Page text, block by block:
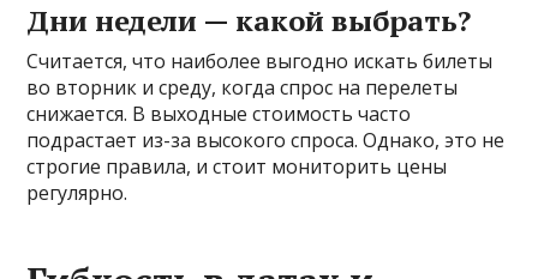
Дни недели — какой выбрать?
Считается, что наиболее выгодно искать билеты
во вторник и среду, когда спрос на перелеты
снижается. В выходные стоимость часто
подрастает из-за высокого спроса. Однако, это не
строгие правила, и стоит мониторить цены
регулярно.